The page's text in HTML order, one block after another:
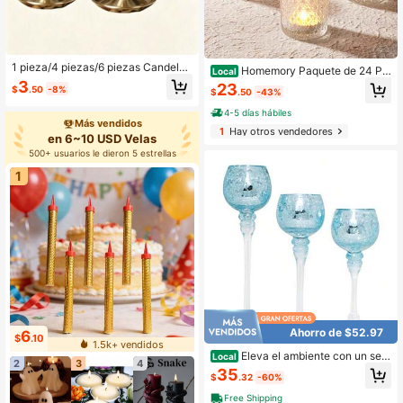
1 pieza/4 piezas/6 piezas Candelab
ro de cobre de estilo nórdico de luj
o, soporte para velas para decoraci
cumpleaños, propuesta de pareja, c
ena a la luz de las velas, accesorios
de bar, decoración de Halloween y
Navidad
$3.50 -8%
Más vendidos
en 6~10 USD Velas
500+ usuarios le dieron 5 estrellas
1
$6.10
1.5k+ vendidos
2
3 4
Local Homemory Paquete de 24 Po
rtavelas de Vidrio Transparente, Por
tavelas de Té, Portavelas Vintage a
Granel para Centros de Mesa, Navi
dad, Bebé
$23.50 -43%
4-5 días hábiles
1Hay otros vendedores
Ahorro de $52.97
Local Eleva el ambiente con un set
de 3 portavelas de vidrio azul con e
fecto craquelado de 12 pulgadas, 1
0 pulgadas y 9 pulgadas. Decoració
$35.32 -60%
Free Shipping